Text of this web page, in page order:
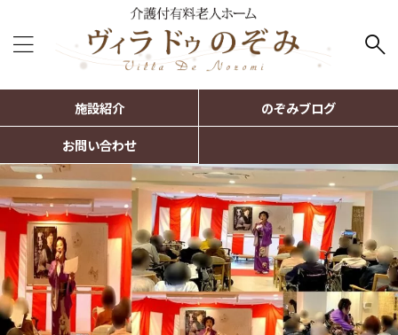
施設紹介
のぞみブログ
お問い合わせ